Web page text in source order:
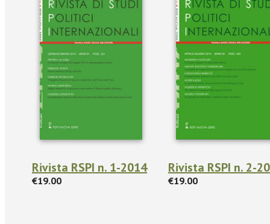
Rivista RSPI n. 1-2014
€19.00
Rivista RSPI n. 2-
€19.00